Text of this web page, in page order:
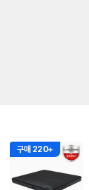
구매 220+